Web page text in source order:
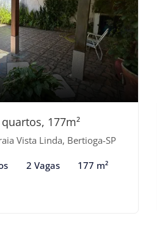
177m²
Vista Linda, Bertioga-SP
2 Vagas 177 m²